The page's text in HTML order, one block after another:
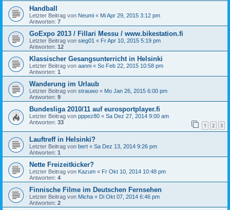
Handball
Letzter Beitrag von Neumi « Mi Apr 29, 2015 3:12 pm
Antworten: 7
GoExpo 2013 / Fillari Messu / www.bikestation.fi
Letzter Beitrag von sieg01 « Fr Apr 10, 2015 5:19 pm
Antworten: 12
Klassischer Gesangsunterricht in Helsinki
Letzter Beitrag von aanni « So Feb 22, 2015 10:58 pm
Antworten: 1
Wanderung im Urlaub
Letzter Beitrag von strauwo « Mo Jan 26, 2015 6:00 pm
Antworten: 9
Bundesliga 2010/11 auf eurosportplayer.fi
Letzter Beitrag von pppez80 « Sa Dez 27, 2014 9:00 am
Antworten: 33 1 2 3
Lauftreff in Helsinki?
Letzter Beitrag von bert « Sa Dez 13, 2014 9:26 pm
Antworten: 1
Nette Freizeitkicker?
Letzter Beitrag von Kazum « Fr Okt 10, 2014 10:48 pm
Antworten: 4
Finnische Filme im Deutschen Fernsehen
Letzter Beitrag von Micha « Di Okt 07, 2014 6:46 pm
Antworten: 2